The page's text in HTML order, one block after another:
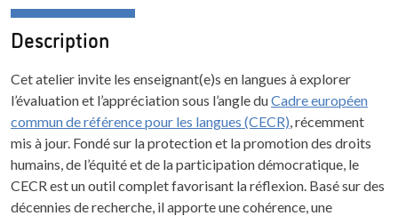
Description
Cet atelier invite les enseignant(e)s en langues à explorer
l’évaluation et l’appréciation sous l’angle duCadre européen
commun de référence pour les langues (CECR) , récemment
mis à jour. Fondé sur la protection et la promotion des droits
humains, de l’équité et de la participation démocratique, le
CECR est un outil complet favorisant la réflexion. Basé sur des
décennies de recherche, il apporte une cohérence, une